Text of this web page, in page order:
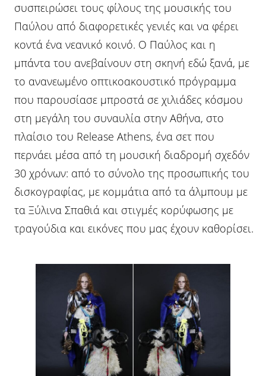
συσπειρώσει τους φίλους της μουσικής του
Παύλου από διαφορετικές γενιές και να φέρει
κοντά ένα νεανικό κοινό. Ο Παύλος και η
μπάντα του ανεβαίνουν στη σκηνή εδώ ξανά, με
το ανανεωμένο οπτικοακουστικό πρόγραμμα
που παρουσίασε μπροστά σε χιλιάδες κόσμου
στη μεγάλη του συναυλία στην Αθήνα, στο
πλαίσιο του Release Athens, ένα σετ που
περνάει μέσα από τη μουσική διαδρομή σχεδόν
30 χρόνων: από το σύνολο της προσωπικής του
δισκογραφίας, με κομμάτια από τα άλμπουμ με
τα Ξύλινα Σπαθιά και στιγμές κορύφωσης με
τραγούδια και εικόνες που μας έχουν καθορίσει.